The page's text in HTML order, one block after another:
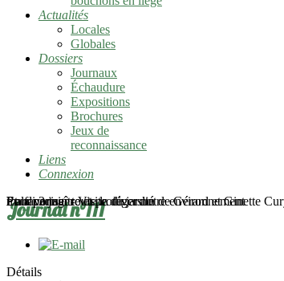
Actualités
Locales
Globales
Dossiers
Journaux
Échaudure
Expositions
Brochures
Jeux de
reconnaissance
Liens
Connexion
mardi 2 juin - Visite du jardin de Gérard et Ginette
Pour connaître et protéger notre environnement
En favoriser toute la diversité
Et la partager
Journal n°111
Détails